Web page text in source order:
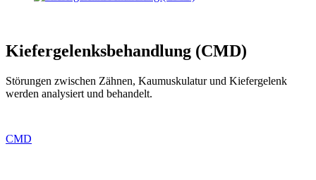
Kiefergelenksbehandlung (CMD)
Störungen zwischen Zähnen, Kaumuskulatur und Kiefergelenk
werden analysiert und behandelt.
CMD